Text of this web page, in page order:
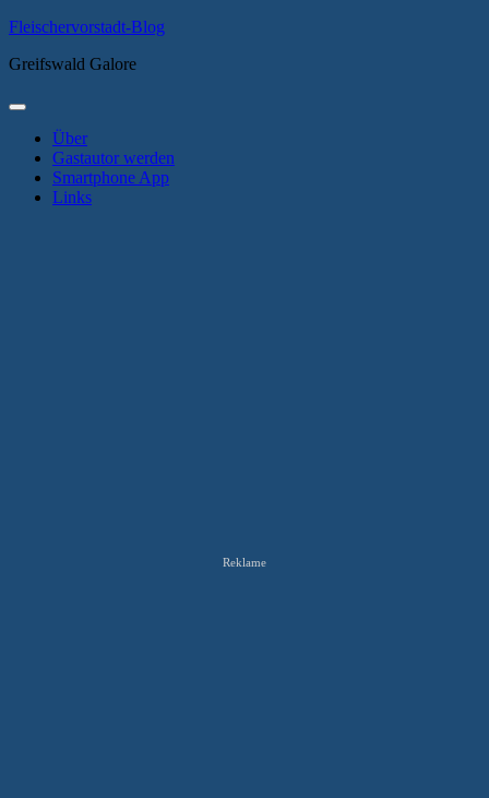
Zum
springen
Fleischervorstadt-Blog
Greifswald Galore
Primäres
Über
Gastautor werden
Smartphone App
Links
Reklame